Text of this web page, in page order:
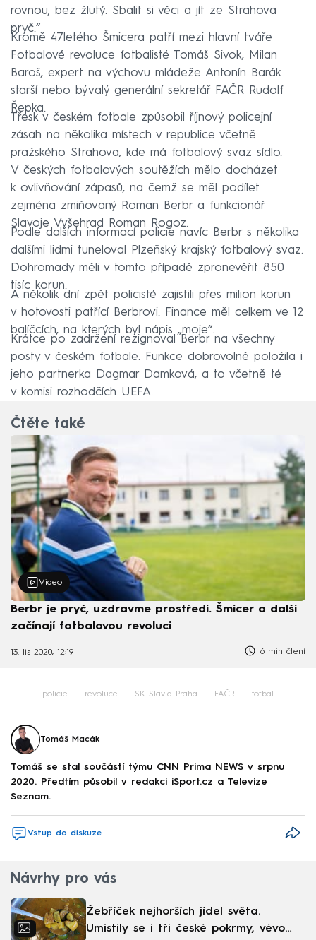
rovnou, bez žlutý. Sbalit si věci a jít ze Strahova
pryč.“
Kromě 47letého Šmicera patří mezi hlavní tváře
Fotbalové revoluce fotbalisté Tomáš Sivok, Milan
Baroš, expert na výchovu mládeže Antonín Barák
starší nebo bývalý generální sekretář FAČR Rudolf
Řepka.
Třesk v českém fotbale způsobil říjnový policejní
zásah na několika místech v republice včetně
pražského Strahova, kde má fotbalový svaz sídlo.
V českých fotbalových soutěžích mělo docházet
k ovlivňování zápasů, na čemž se měl podílet
zejména zmiňovaný Roman Berbr a funkcionář
Slavoje Vyšehrad Roman Rogoz.
Podle dalších informací policie navíc Berbr s několika
dalšími lidmi tuneloval Plzeňský krajský fotbalový svaz.
Dohromady měli v tomto případě zpronevěřit 850
tisíc korun.
A několik dní zpět policisté zajistili přes milion korun
v hotovosti patřící Berbrovi. Finance měl celkem ve 12
balíčcích, na kterých byl nápis „moje“.
Krátce po zadržení rezignoval Berbr na všechny
posty v českém fotbale. Funkce dobrovolně položila i
jeho partnerka Dagmar Damková, a to včetně té
v komisi rozhodčích UEFA.
Čtěte také
Video
Berbr je pryč, uzdravme prostředí. Šmicer a další
začínají fotbalovou revoluci
13. lis 2020, 12:19 6 min čtení
policie revoluce SK Slavia Praha FAČR fotbal
Tomáš Macák
Tomáš se stal součástí týmu CNN Prima NEWS v srpnu
2020. Předtím působil v redakci iSport.cz a Televize
Seznam.
Vstup do diskuze
Návrhy pro vás
Žebříček nejhorších jídel světa.
Umístily se i tři české pokrmy, vévodí